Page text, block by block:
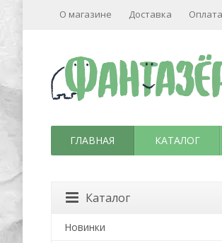
О магазине Доставка Оплата
ГЛАВНАЯ КАТАЛОГ
Каталог
Новинки